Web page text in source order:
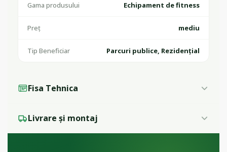
Gama produsului Echipament de fitness
Preț mediu
Tip Beneficiar Parcuri publice, Rezidențial
Fisa Tehnica
Livrare și montaj